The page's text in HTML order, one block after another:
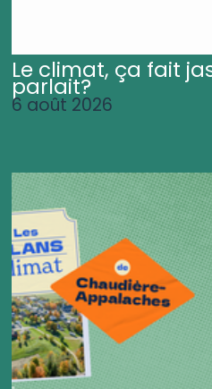
Le climat, ça fait
parlait?
6 août 2026